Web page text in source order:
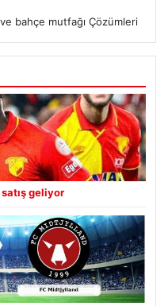
bahçe mutfağı Çözümleri
geliyor